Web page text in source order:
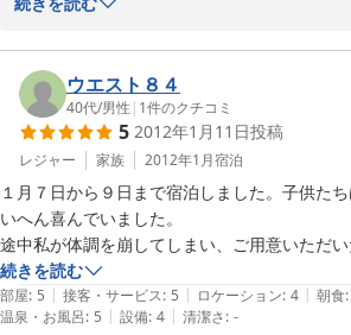
改善点を上げるとすると、お部屋にコップと
のにも少し困ります。
また行ってみたいと思える宿でした。
喜んでおります。
コップや、布巾の件、ご指摘ありがとうご
として、より良くお過ごしいただける環境を
ます。
また、長野県、斑尾高原へお越しの際、お立
2012-08-13
ウエスト８４
40代/男性 | 1件のクチコミ
5 2012年1月11日投稿
レジャー 家族 2012年1月宿泊
１月７日から９日まで宿泊しました。子供た
いへん喜んでいました。
途中私が体調を崩してしまい、ご用意いただ
ない状態(残念・・・）でしたが、スタッフの
いただき、ゆっくり部屋で休むことができま
ご心配いただいた帰りも何とか家路につくこと
続きを読む
部屋: 5 | 接客・サービス: 5 | ロケーション: 4 | 朝食:
温泉・お風呂: 5 | 設備: 4 | 清潔さ: -